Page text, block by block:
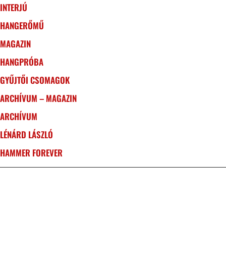
INTERJÚ
HANGERŐMŰ
MAGAZIN
HANGPRÓBA
GYŰJTŐI CSOMAGOK
ARCHÍVUM – MAGAZIN
ARCHÍVUM
LÉNÁRD LÁSZLÓ
HAMMER FOREVER